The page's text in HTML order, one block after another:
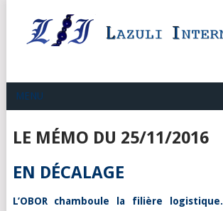
MENU
LE MÉMO DU 25/11/2016
EN DÉCALAGE
L’OBOR chamboule la filière logistique.